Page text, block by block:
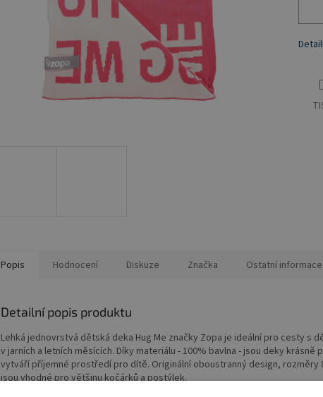
Popis Hodnocení Diskuze Značka Ostatní informace
Detailní popis produktu
Lehká jednovrstvá dětská deka Hug Me značky Zopa je ideální pro cesty s
v jarních a letních měsících. Díky materiálu - 100% bavlna - jsou deky krásně
vytváří příjemné prostředí pro dítě. Originální oboustranný design, rozměry
jsou vhodné pro většinu kočárků a postýlek.